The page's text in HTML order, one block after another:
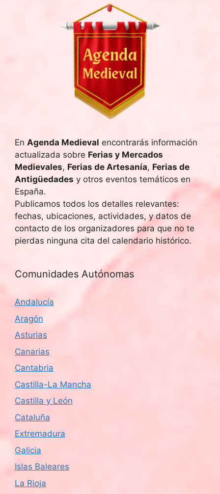
En Agenda Medieval encontrarás información
actualizada sobre Ferias y Mercados
Medievales, Ferias de Artesanía, Ferias de
Antigüedades y otros eventos temáticos en
España.
Publicamos todos los detalles relevantes:
fechas, ubicaciones, actividades, y datos de
contacto de los organizadores para que no te
pierdas ninguna cita del calendario histórico.
Comunidades Autónomas
Andalucía
Aragón
Asturias
Canarias
Cantabria
Castilla-La Mancha
Castilla y León
Cataluña
Extremadura
Galicia
Islas Baleares
La Rioja